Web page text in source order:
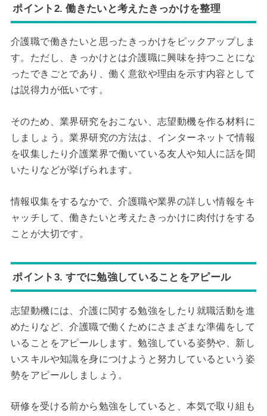
ポイント2. 働きたいと考えたきっかけを整理
介護職で働きたいと思ったきっかけをピックアップしま
す。ただし、きっかけとは介護職に興味を持つことにな
ったできごとであり、働く意欲や理由を示す内容として
は説得力が低いです。
そのため、業界研究をおこない、志望動機を作る材料に
しましょう。業界研究の方法は、インターネットで情報
を収集したり介護業界で働いている友人や知人に話を聞
いたりなどが挙げられます。
情報収集をするなかで、介護職や業界の詳しい情報をキ
ャッチして、働きたいと考えたきっかけに肉付けをする
ことが大切です。
ポイント3. すでに勉強していることをアピール
志望動機には、介護に関する勉強をしたり就職活動を進
めたりなど、介護職で働くためにさまざまな準備をして
いることをアピールします。勉強している姿勢や、新し
いスキルや知識を身につけようと努力しているという姿
勢をアピールしましょう。
研修を受ける前から勉強をしていると、本気で取り組も